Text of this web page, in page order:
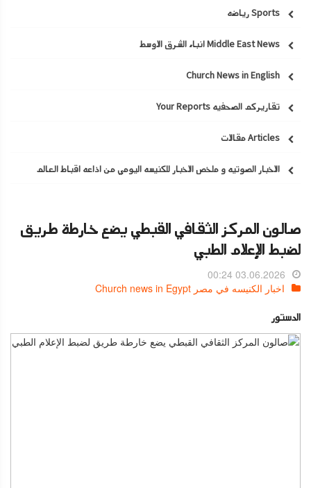
Sports رياضه
Middle East News انباء الشرق الاوسط
Church News in English
تقاريركم الصحفيه Your Reports
Articles مقالات
الاخبار الصوتيه و ملخص الاخبار للكنيسه اليومي من اذاعه اقباط العالم
صالون المركز الثقافي القبطي يضع خارطة طريق
لضبط الإعلام الطبي
03.06.2026 00:24
اخبار الكنيسه في مصر Church news in Egypt
الدستور